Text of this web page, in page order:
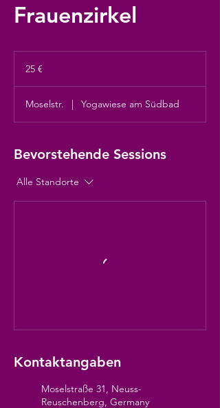
Frauenzirkel
25 €
Moselstr. | Yogawiese am Südbad
Bevorstehende Sessions
Alle Standorte
Kontaktangaben
Moselstraße 31, Neuss-
Reuschenberg, Germany